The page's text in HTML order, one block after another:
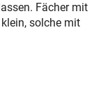
Fächer mit
solche mit